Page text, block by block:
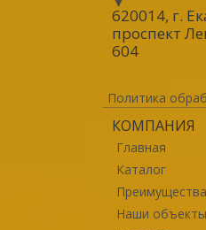
620014, г.
проспект
604
Политика
КОМПАНИЯ
Главная
Каталог
Преимущества
Наши объекты